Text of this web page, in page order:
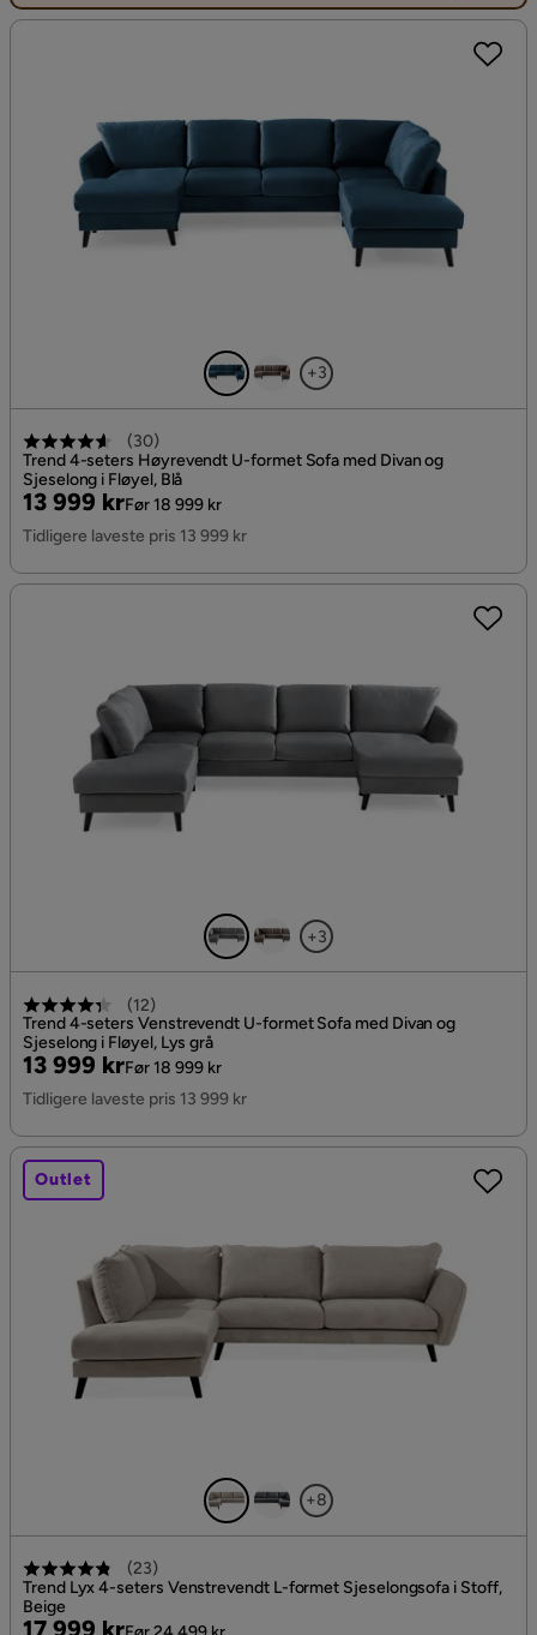
+3
(30)
Trend 4-seters Høyrevendt U-formet Sofa med Divan og
Sjeselong i Fløyel, Blå
Pris
13 999 kr
Original
Pris
Før 18 999 kr
Tidligere laveste pris 13 999 kr
+3
(12)
Trend 4-seters Venstrevendt U-formet Sofa med Divan og
Sjeselong i Fløyel, Lys grå
Pris
13 999 kr
Original
Pris
Før 18 999 kr
Tidligere laveste pris 13 999 kr
+8
(23)
Trend Lyx 4-seters Venstrevendt L-formet Sjeselongsofa i Stoff,
Beige
Pris
17 999 kr
Original
Outlet